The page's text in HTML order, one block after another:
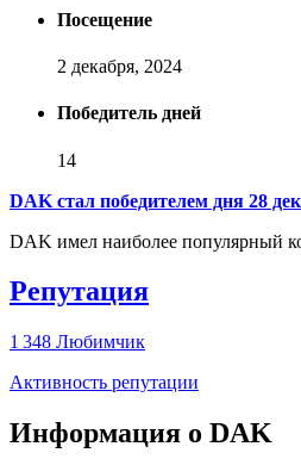
Посещение
2 декабря, 2024
Победитель дней
14
DAK стал победителем дня 28
DAK имел наиболее популярный
Репутация
1 348 Любимчик
Активность репутации
Информация о DAK